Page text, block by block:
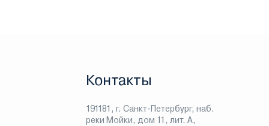
Контакты
191181, г. Санкт-Петербург, наб.
реки Мойки, дом 11, лит. А,